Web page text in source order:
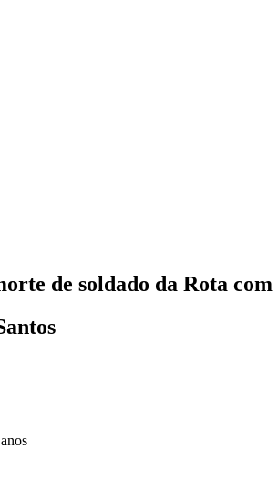
de soldado da Rota